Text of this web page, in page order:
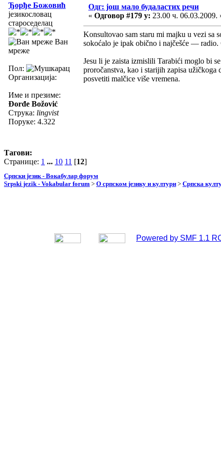
Ђорђе Божовић
језикословац
староседелац
Ван
мреже
Пол:
Организација:
Име и презиме:
Đorđe Božović
Струка: lingvist
Поруке: 4.322
Одг: још мало будаластих речи
« Одговор #179 у: 23.00 ч. 06.03.2009.
Konsultovao sam staru mi majku u vezi sa
sokoćalo je ipak obično i najčešće — radio.
Jesu li je zaista izmislili Tarabići moglo bi
proročanstva, kao i starijih zapisa
posvetiti malčice više vremena.
Тагови:
Странице: 1 ... 10 11 [12]
Српски језик - Вокабулар форум
Srpski jezik - Vokabular forum > О српском језику и култури > Српска
Powered by SMF 1.1